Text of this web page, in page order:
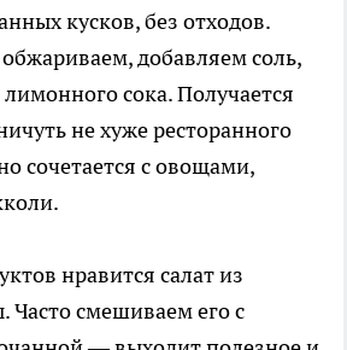
кусков, без отходов.
добавляем соль,
сока. Получается
не хуже ресторанного
сочетается с овощами,
нравится салат из
Часто смешиваем его с